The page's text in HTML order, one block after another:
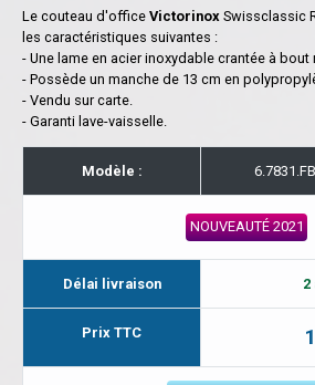
Le couteau d'office Victorinox Swissclassic
les caractéristiques suivantes :
- Une lame en acier inoxydable crantée à bout
- Possède un manche de 13 cm en
- Vendu sur carte.
- Garanti lave-vaisselle.
Modèle :
NOUVEAUTÉ 2021
Délai livraison 2
Prix TTC